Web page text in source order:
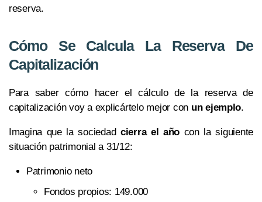
reserva.
Cómo Se Calcula La Reserva De
Capitalización
Para saber cómo hacer el cálculo de la reserva de
capitalización voy a explicártelo mejor con un ejemplo.
Imagina que la sociedad cierra el año con la siguiente
situación patrimonial a 31/12:
Patrimonio neto
Fondos propios: 149.000